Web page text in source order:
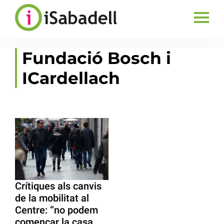
Fundació Bosch i
ICardellach
Crítiques als canvis
de la mobilitat al
Centre: “no podem